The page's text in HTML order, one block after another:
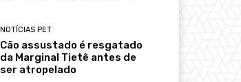
NOTÍCIAS PET
Cão assustado é resgatado
da Marginal Tietê antes de
ser atropelado